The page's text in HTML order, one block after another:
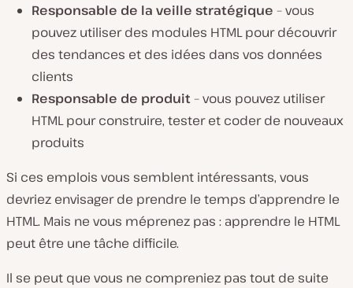
Responsable de la veille stratégique – vous
pouvez utiliser des modules HTML pour découvrir
des tendances et des idées dans vos données
clients
Responsable de produit– vous pouvez utiliser
HTML pour construire, tester et coder de nouveaux
produits
Si ces emplois vous semblent intéressants, vous
devriez envisager de prendre le temps d’apprendre le
HTML. Mais ne vous méprenez pas : apprendre le HTML
peut être une tâche difficile.
Il se peut que vous ne compreniez pas tout de suite